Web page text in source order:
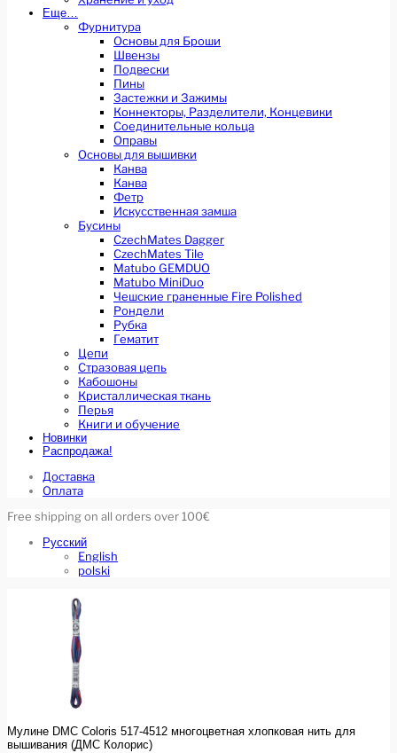
Еще…
Фурнитура
Основы для Броши
Швензы
Подвески
Пины
Застежки и Зажимы
Коннекторы, Разделители, Концевики
Соединительные кольца
Оправы
Основы для вышивки
Канва
Канва
Фетр
Искусственная замша
Бусины
CzechMates Dagger
CzechMates Tile
Matubo GEMDUO
Matubo MiniDuo
Чешские граненные Fire Polished
Рондели
Рубка
Гематит
Цепи
Стразовая цепь
Кабошоны
Кристаллическая ткань
Перья
Книги и обучение
Новинки
Распродажа!
Доставка
Оплата
Free shipping on all orders over 100€
Русский
English
polski
Мулине DMC Coloris 517-4512 многоцветная хлопковая нить для
вышивания (ДМС Колорис)